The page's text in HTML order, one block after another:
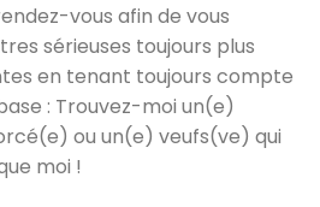
vous afin de vous
sérieuses toujours plus
en tenant toujours compte
: Trouvez-moi un(e)
ou un(e) veufs(ve) qui
moi !